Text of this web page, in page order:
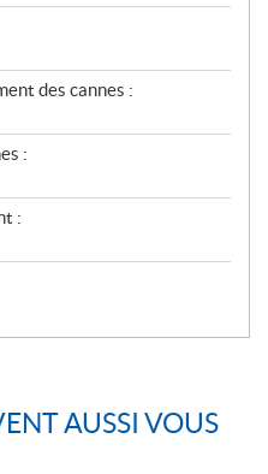
des cannes :
:
:
AUSSI VOUS